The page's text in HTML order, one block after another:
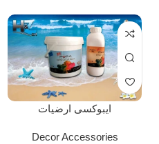
ايبوكسى ارضيات
Decor Accessories